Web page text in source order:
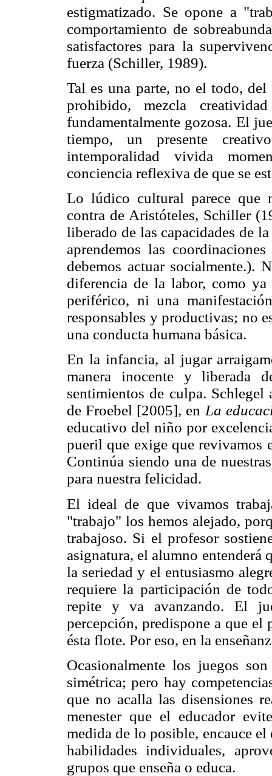
estigmatizado. Se opone a
comportamiento de
satisfactores para la
fuerza (Schiller, 1989).
Tal es una parte, no el todo, del
prohibido, mezcla
fundamentalmente gozosa. El
tiempo, un presente
intemporalidad vivida
conciencia reflexiva de que se
Lo lúdico cultural parece que
contra de Aristóteles, Schiller
liberado de las capacidades de
aprendemos las
debemos actuar socialmente.).
diferencia de la labor, como
periférico, ni una
responsables y productivas; no
una conducta humana básica.
En la infancia, al jugar
manera inocente y liberada
sentimientos de culpa. Schlegel
de Froebel [2005], en La
educativo del niño por
pueril que exige que revivamos
Continúa siendo una de
para nuestra felicidad.
El ideal de que vivamos
"trabajo" los hemos alejado,
trabajoso. Si el profesor
asignatura, el alumno entenderá
la seriedad y el entusiasmo
requiere la participación de
repite y va avanzando. El
percepción, predispone a que el
ésta flote. Por eso, en la
Ocasionalmente los juegos
simétrica; pero hay
que no acalla las disensiones
menester que el educador
medida de lo posible, encauce
habilidades individuales,
grupos que enseña o educa.